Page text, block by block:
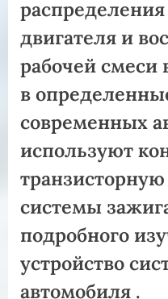
двигателя и
рабочей смеси
в
современных
используют
системы
подробного
устройство
автомобиля .